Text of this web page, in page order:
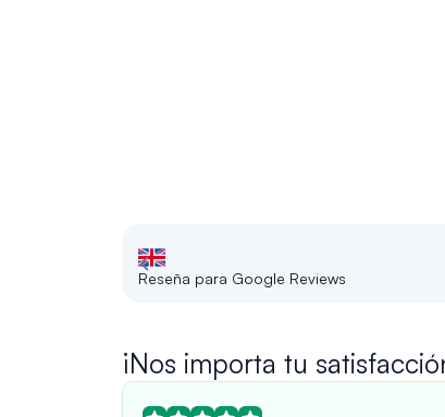
Reseña para Google Reviews
¡Nos importa tu